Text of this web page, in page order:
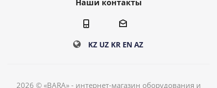
Наши контакты
KZ UZ KR EN AZ
2026 © «BARA» - интернет-магазин оборудования и